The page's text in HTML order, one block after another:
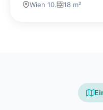
Wien 10. 18 m²